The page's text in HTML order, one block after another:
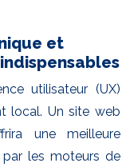
et
utilisateur (UX)
local. Un site web
une meilleure
par les moteurs de